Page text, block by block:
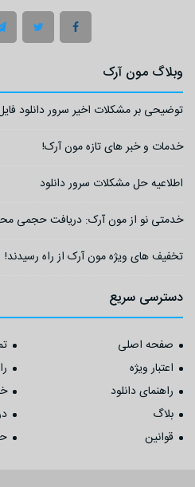
وبلاگ مون آرک
توضیحی بر مشکلات اخیر سرور دانلود
خدمات و خبر های تازه مون آرک!
اطلاعیه حل مشکلات سرور دانلود
خدمتی نو از مون آرک: دریافت حجمی
تخفیف های ویژه مون آرک از راه رسیدند!
دسترسی سریع
صفحه اصلی
اعتبار ویژه
راهنمای دانلود
بلاگ
قوانین